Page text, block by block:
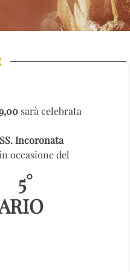
sarà celebrata
del